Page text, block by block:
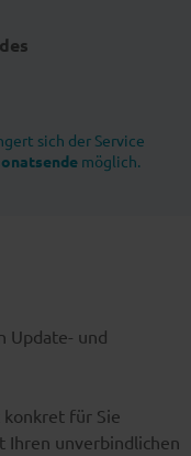
sich der Service
möglich.
Update- und
konkret für Sie
Ihren unverbindlichen